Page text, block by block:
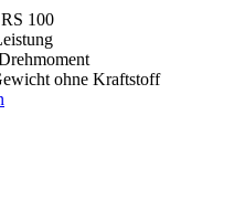
100
ohne Kraftstoff